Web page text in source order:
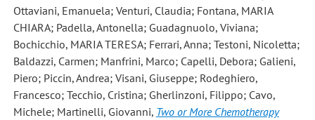
Ottaviani, Emanuela; Venturi, Claudia; Fontana, MARIA
CHIARA; Padella, Antonella; Guadagnuolo, Viviana;
Bochicchio, MARIA TERESA; Ferrari, Anna; Testoni, Nicoletta;
Baldazzi, Carmen; Manfrini, Marco; Capelli, Debora; Galieni,
Piero; Piccin, Andrea; Visani, Giuseppe; Rodeghiero,
Francesco; Tecchio, Cristina; Gherlinzoni, Filippo; Cavo,
Michele; Martinelli, Giovanni, Two or More Chemotherapy